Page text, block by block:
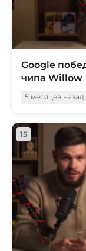
Google
чипа Willow
5 месяцев назад
15